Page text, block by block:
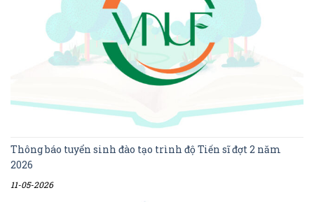
Thông báo tuyển sinh đào tạo trình độ Tiến sĩ đợt 2 năm
2026
11-05-2026